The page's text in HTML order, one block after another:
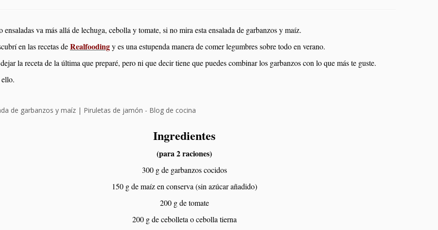
ensaladas va más allá de lechuga, cebolla y tomate, si no mira esta ensalada de garbanzos y maíz.
en las recetas deRealfoodingy es una estupenda manera de comer legumbres sobre todo en verano.
la receta de la última que preparé, pero ni que decir tiene que puedes combinar los garbanzos con lo que más te guste.
Ingredientes
(para 2 raciones)
300 g de garbanzos cocidos
150 g de maíz en conserva (sin azúcar añadido)
200 g de tomate
200 g de cebolleta o cebolla tierna